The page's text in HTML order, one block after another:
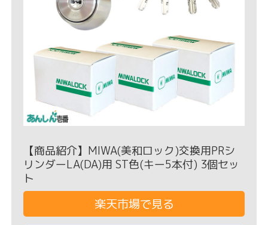
【商品紹介】MIWA(美和ロック)交換用PRシ
リンダーLA(DA)用 ST色(キー5本付) 3個セッ
ト
楽天市場で見る